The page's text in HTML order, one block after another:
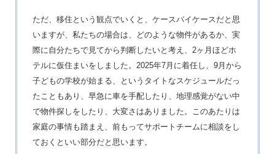
ただ、移住という観点でいくと、ケースバイケースだと思
いますが、私たちの場合は、どのような物件があるか、実
際に自分たちで見てから判断したいと考え、2ヶ月ほどホ
テルに仮住まいをしました。2025年7月に着任し、9月から
子どもの学校が始まる、というタイトなスケジュールだっ
たこともあり、早急に車を手配したり、地理感覚がない中
で物件探しをしたり、大変さはありました。このあたりは
家庭の事情も踏まえ、前もってサポートチームに相談をし
ておくといい部分だと思います。